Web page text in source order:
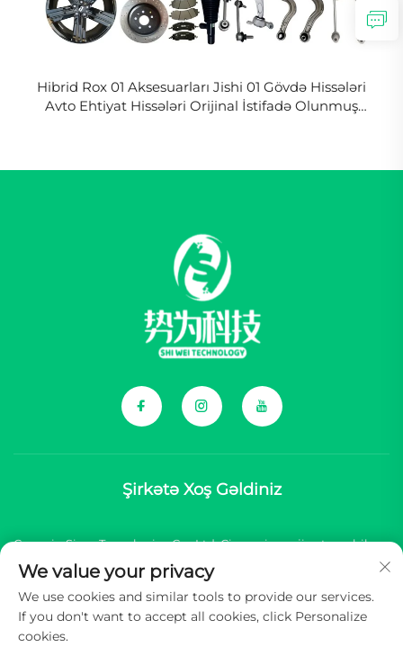
Hibrid Rox 01 Aksesuarları Jishi 01 Gövdə Hissələri
Avto Ehtiyat Hissələri Orijinal İstifadə Olunmuş
Şirkətə Xoş Gəldiniz
Çonqçin Şivey Texnologiya Co., Ltd. Çin yeni enerji avtomobil
(NEV) brendləri üçün kompleks komponentlərin təmin
edilməsi ilə məşğuludur.
We value your privacy
We use cookies and similar tools to provide our services.
If you don't want to accept all cookies, click Personalize
cookies.